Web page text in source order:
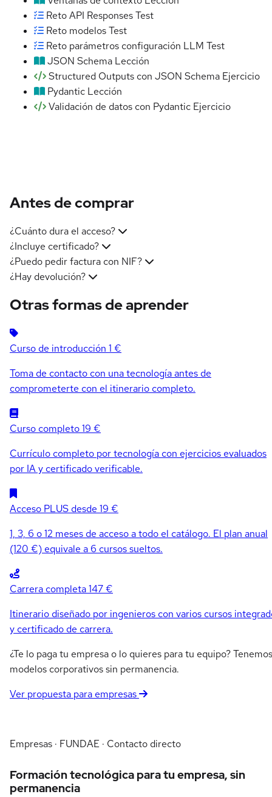
Reto API ResponsesTest
Reto modelosTest
Reto parámetros configuración LLM Test
JSON Schema Lección
Structured Outputs con JSON Schema Ejercicio
Pydantic Lección
Validación de datos con Pydantic Ejercicio
Antes de comprar
¿Cuánto dura el acceso?
¿Incluye certificado?
¿Puedo pedir factura con NIF?
¿Hay devolución?
Otras formas de aprender
Curso de introducción 1 €
Toma de contacto con una tecnología antes de
comprometerte con el itinerario completo.
Curso completo19 €
Currículo completo por tecnología con ejercicios evaluados
por IA y certificado verificable.
Acceso PLUS desde 19 €
1, 3, 6 o 12 meses de acceso a todo el catálogo. El plan anual
(120 €) equivale a 6 cursos sueltos.
Carrera completa147 €
Itinerario diseñado por ingenieros con varios cursos
y certificado de carrera.
¿Te lo paga tu empresa o lo quieres para tu equipo? Tenemos
modelos corporativos sin permanencia.
Ver propuesta para empresas
Empresas · FUNDAE · Contacto directo
Formación tecnológica para tu empresa, sin
permanencia